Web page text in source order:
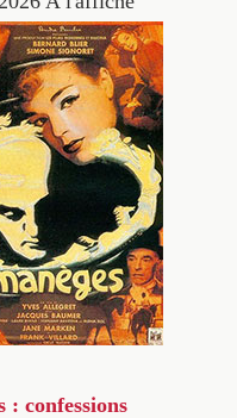
: confessions